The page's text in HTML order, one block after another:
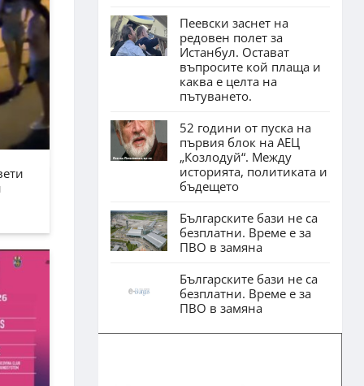
Пеевски заснет на
редовен полет за
Истанбул. Остават
въпросите кой плаща и
каква е целта на
пътуването.
52 години от пуска на
първия блок на АЕЦ
„Козлодуй“. Между
историята, политиката и
бъдещето
Българските бази не са
безплатни. Време е за
ПВО в замяна
Българските бази не са
безплатни. Време е за
ПВО в замяна